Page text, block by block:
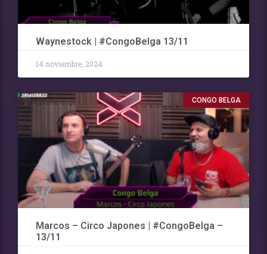
Waynestock | #CongoBelga 13/11
14 noviembre, 2024
CONGO BELGA
Marcos – Circo Japones | #CongoBelga –
13/11